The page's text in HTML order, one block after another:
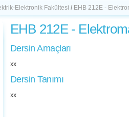
Elektronik Fakültesi / EHB 212E -
EHB 212E -
Dersin Amaçları
xx
Dersin Tanımı
xx